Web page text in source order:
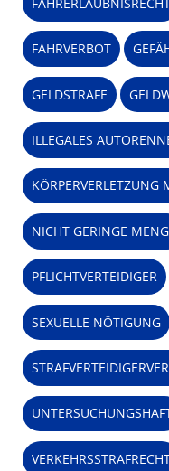
FAHRVERBOT
GELDSTRAFE
ILLEGALES
KÖRPERVERLETZUNG
NICHT GERINGE
PFLICHTVERTEIDIGER
SEXUELLE NÖTIGUNG